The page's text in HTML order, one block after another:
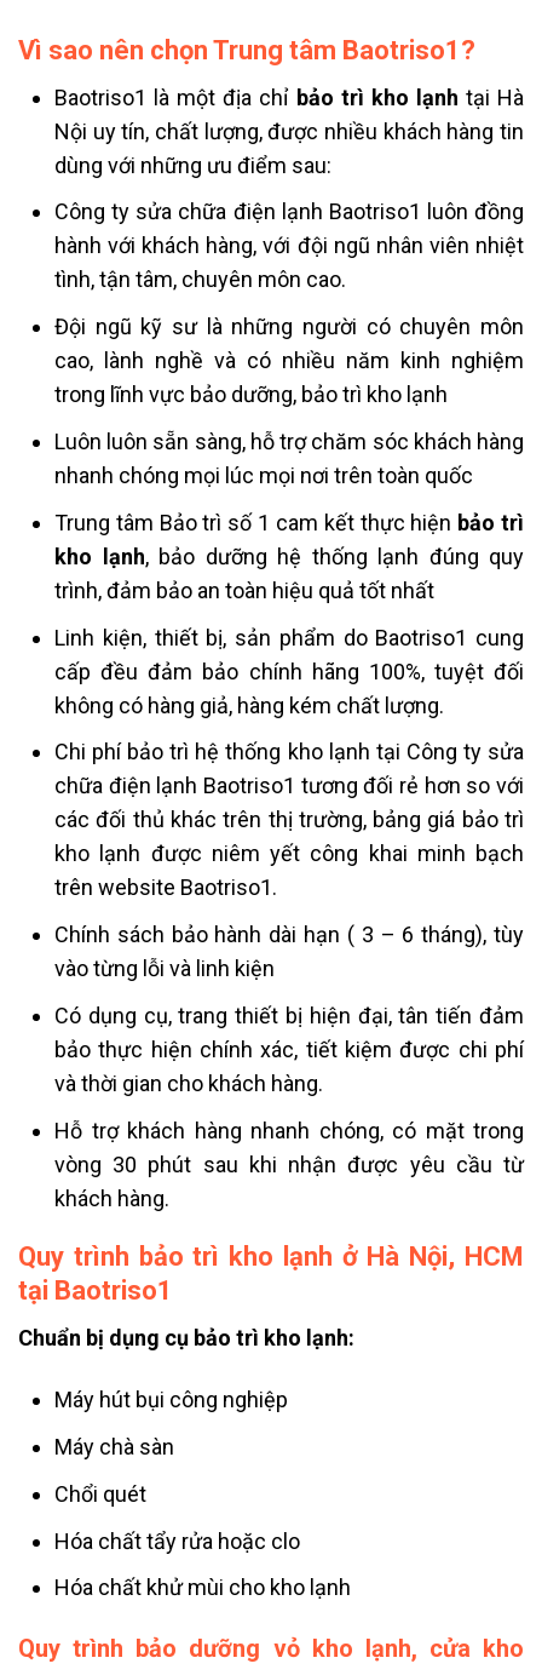
Vì sao nên chọn Trung tâm Baotriso1?
Baotriso1 là một địa chỉ bảo trì kho lạnh tại Hà
Nội uy tín, chất lượng, được nhiều khách hàng tin
dùng với những ưu điểm sau:
Công ty sửa chữa điện lạnh Baotriso1 luôn đồng
hành với khách hàng, với đội ngũ nhân viên nhiệt
tình, tận tâm, chuyên môn cao.
Đội ngũ kỹ sư là những người có chuyên môn
cao, lành nghề và có nhiều năm kinh nghiệm
trong lĩnh vực bảo dưỡng, bảo trì kho lạnh
Luôn luôn sẵn sàng, hỗ trợ chăm sóc khách hàng
nhanh chóng mọi lúc mọi nơi trên toàn quốc
Trung tâm Bảo trì số 1 cam kết thực hiện bảo trì
kho lạnh, bảo dưỡng hệ thống lạnh đúng quy
trình, đảm bảo an toàn hiệu quả tốt nhất
Linh kiện, thiết bị, sản phẩm do Baotriso1 cung
cấp đều đảm bảo chính hãng 100%, tuyệt đối
không có hàng giả, hàng kém chất lượng.
Chi phí bảo trì hệ thống kho lạnh tại Công ty sửa
chữa điện lạnh Baotriso1 tương đối rẻ hơn so với
các đối thủ khác trên thị trường, bảng giá bảo trì
kho lạnh được niêm yết công khai minh bạch
trên website Baotriso1.
Chính sách bảo hành dài hạn ( 3 – 6 tháng), tùy
vào từng lỗi và linh kiện
Có dụng cụ, trang thiết bị hiện đại, tân tiến đảm
bảo thực hiện chính xác, tiết kiệm được chi phí
và thời gian cho khách hàng.
Hỗ trợ khách hàng nhanh chóng, có mặt trong
vòng 30 phút sau khi nhận được yêu cầu từ
khách hàng.
Quy trình bảo trì kho lạnh ở Hà Nội, HCM
tại Baotriso1
Chuẩn bị dụng cụ bảo trì kho lạnh:
Máy hút bụi công nghiệp
Máy chà sàn
Chổi quét
Hóa chất tẩy rửa hoặc clo
Hóa chất khử mùi cho kho lạnh
Quy trình bảo dưỡng vỏ kho lạnh, cửa kho